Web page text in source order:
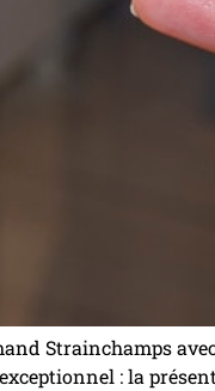
Strainchamps
: la